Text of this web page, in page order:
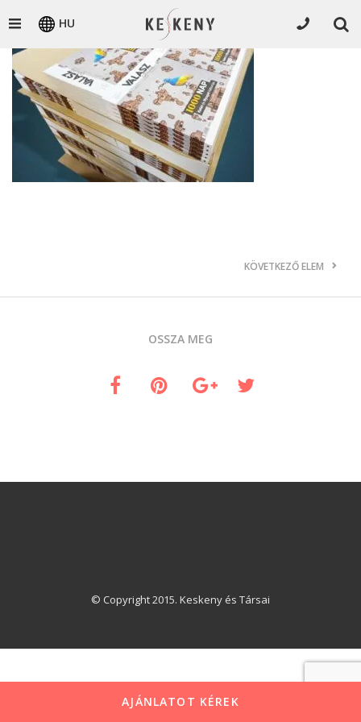
HU
KÖVETKEZŐ ELEM
OSSZA MEG
© Copyright 2015. Keskeny és Társai
AJÁNLATOT KÉREK